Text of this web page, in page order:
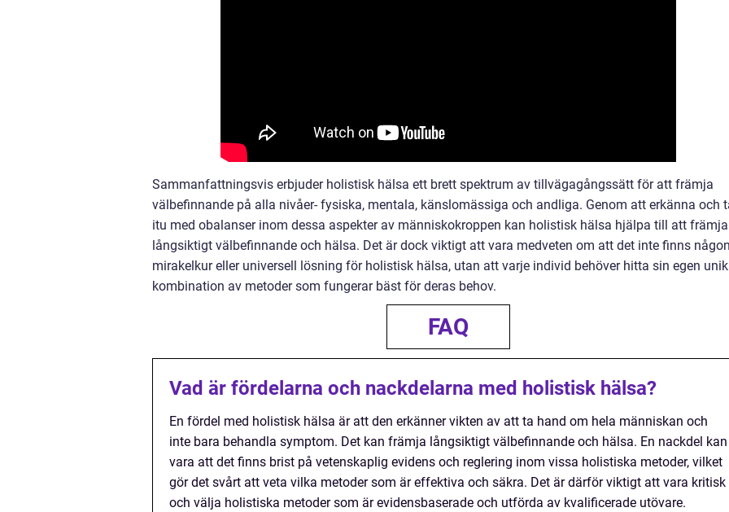
Sammanfattningsvis erbjuder holistisk hälsa ett brett spektrum av tillvägagångssätt för att främja
välbefinnande på alla nivåer- fysiska, mentala, känslomässiga och andliga. Genom att erkänna och
itu med obalanser inom dessa aspekter av människokroppen kan holistisk hälsa hjälpa till att främja
långsiktigt välbefinnande och hälsa. Det är dock viktigt att vara medveten om att det inte finns
mirakelkur eller universell lösning för holistisk hälsa, utan att varje individ behöver hitta sin egen
kombination av metoder som fungerar bäst för deras behov.
FAQ
Vad är fördelarna och nackdelarna med holistisk hälsa?
En fördel med holistisk hälsa är att den erkänner vikten av att ta hand om hela människan och
inte bara behandla symptom. Det kan främja långsiktigt välbefinnande och hälsa. En nackdel kan
vara att det finns brist på vetenskaplig evidens och reglering inom vissa holistiska metoder, vilket
gör det svårt att veta vilka metoder som är effektiva och säkra. Det är därför viktigt att vara kritisk
och välja holistiska metoder som är evidensbaserade och utförda av kvalificerade utövare.